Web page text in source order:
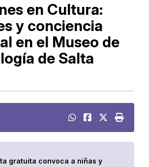
en Cultura:
y conciencia
en el Museo de
de Salta
gratuita convoca a niñas y